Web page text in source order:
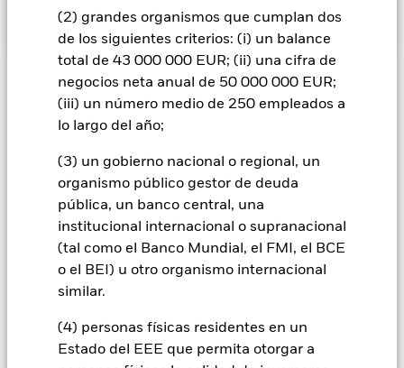
(2) grandes organismos que cumplan dos
de los siguientes criterios: (i) un balance
total de 43 000 000 EUR; (ii) una cifra de
negocios neta anual de 50 000 000 EUR;
(iii) un número medio de 250 empleados a
lo largo del año;
(3) un gobierno nacional o regional, un
organismo público gestor de deuda
pública, un banco central, una
institucional internacional o supranacional
(tal como el Banco Mundial, el FMI, el BCE
o el BEI) u otro organismo internacional
similar.
(4) personas físicas residentes en un
Estado del EEE que permita otorgar a
INFORMACIÓN IMPORTANTE: Capital en Riesgo.El valor
de las inversiones y los ingresos derivados de ellas pueden
subir o bajar, y no están garantizados. Es posible que los
Los bonos de titulización de activos y los bonos de titulización
hipotecaria están expuestos a riesgos similares a los que se
han descrito para los valores de renta fija. Estos instrumentos
pueden estar sujetos al “riesgo de liquidez”, tener niveles
elevados de endeudamiento y pueden no reflejar plenamente
el valor de los activos subyacentes. Los cambios en los tipos
de interés, el riesgo de crédito y/o los incumplimientos de los
emisores tendrán un impacto significativo en el
calificados por debajo de la “categoría de Inversión” pueden
ser más sensibles a estos riesgos que los valores de renta fija